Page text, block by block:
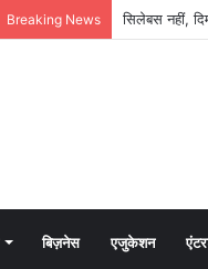
Breaking News
बिज़नेस एजुकेशन